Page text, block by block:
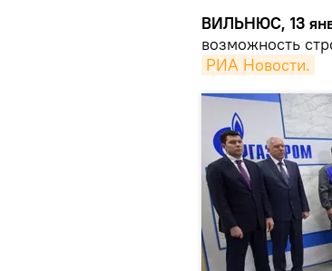
ВИЛЬНЮС, 13
возможность
РИА Новости.